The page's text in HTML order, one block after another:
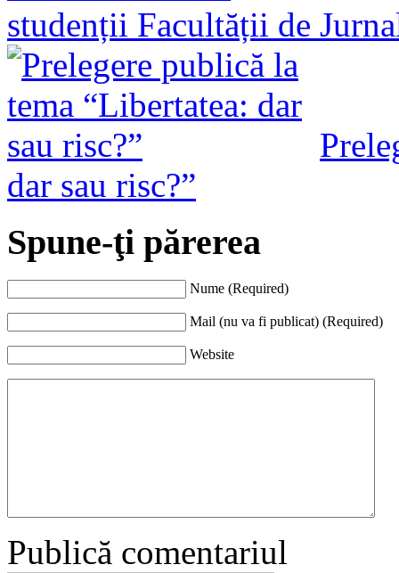
studenții Facultății de
dar sau risc?”
Spune-ţi părerea
Nume (Required)
Mail (nu va fi publicat) (Required)
Website
Publică comentariul